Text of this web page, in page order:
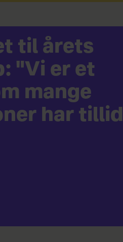
til årets
"Vi er et
mange
har tillid